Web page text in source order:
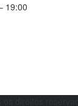
19:00